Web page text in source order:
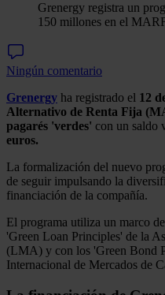
Grenergy registra un
150 millones en el
Ningún comentario
Grenergy ha registrado el 12
Alternativo de Renta Fija
pagarés 'verdes' con un saldo
euros.
La formalización del nuevo
de seguir impulsando la
financiación de la compañía.
El programa utiliza un marco
'Green Loan Principles' de la
(LMA) y con los 'Green Bond
Internacional de Mercados de